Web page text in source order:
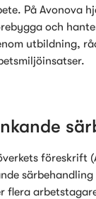
På Avonova
och
utbildning,
föreskrift
flera